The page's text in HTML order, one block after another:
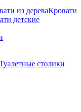
из дереваКровати
детские
столики